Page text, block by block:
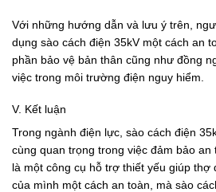
Với những hướng dẫn và lưu ý trên,
dụng sào cách điện 35kV một cách an
phần bảo vệ bản thân cũng như đồng
việc trong môi trường điện nguy hiểm.
V. Kết luận
Trong ngành điện lực, sào cách điện
cùng quan trọng trong việc đảm bảo an
là một công cụ hỗ trợ thiết yếu giúp thợ
của mình một cách an toàn, mà sào